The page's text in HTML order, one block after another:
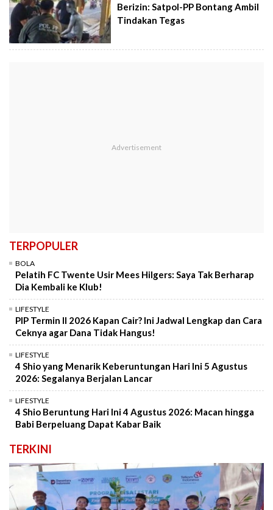
Berizin: Satpol-PP Bontang Ambil
Tindakan Tegas
TERPOPULER
BOLA
Pelatih FC Twente Usir Mees Hilgers: Saya Tak Berharap
Dia Kembali ke Klub!
LIFESTYLE
PIP Termin II 2026 Kapan Cair? Ini Jadwal Lengkap dan Cara
Ceknya agar Dana Tidak Hangus!
LIFESTYLE
4 Shio yang Menarik Keberuntungan Hari Ini 5 Agustus
2026: Segalanya Berjalan Lancar
LIFESTYLE
4 Shio Beruntung Hari Ini 4 Agustus 2026: Macan hingga
Babi Berpeluang Dapat Kabar Baik
TERKINI